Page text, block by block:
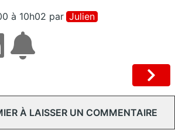
à 10h02 par Julien
À LAISSER UN COMMENTAIRE